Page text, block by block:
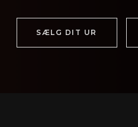
SÆLG DIT UR